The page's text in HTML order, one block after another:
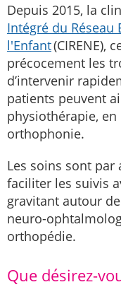
Depuis 2015, la
Intégré du
l'Enfant(CIRENE),
précocement les
d’intervenir
patients peuvent
physiothérapie,
orthophonie.
Les soins sont
faciliter les suivis
gravitant autour
neuro-
orthopédie.
Que désirez-